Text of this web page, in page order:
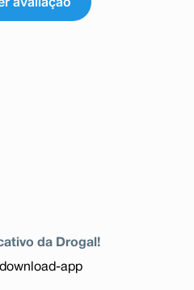
médica imediata)
da face, lábios, língua e/ou
cirurgião-dentista ou
Informe também à empresa
da Drogal!